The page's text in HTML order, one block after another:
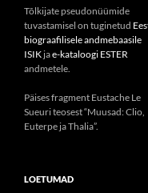
Tõlkijate pseudonüümide
tuvastamisel on tuginetud
biograafilisele andmebaasile
ISIK jae-kataloogi ESTER
andmetele.
Päises fragment Eustache Le
Sueuri teosest “Muusad: Clio,
Euterpe ja Thalia”.
LOETUMAD